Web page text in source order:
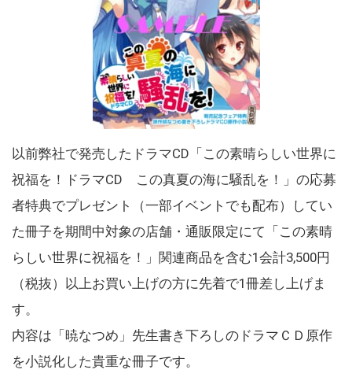
以前弊社で発売したドラマCD「この素晴らしい世界に
祝福を！ドラマCD この真夏の海に騒乱を！」の応募
者特典でプレゼント（一部イベントでも配布）してい
た冊子を期間中対象の店舗・通販限定にて「この素晴
らしい世界に祝福を！」関連商品を含む1会計3,500円
（税抜）以上お買い上げの方に先着で1冊差し上げま
す。
内容は「暁なつめ」先生書き下ろしのドラマＣＤ原作
を小説化した貴重な冊子です。